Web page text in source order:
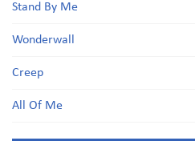
Stand By Me
Wonderwall
Creep
All Of Me